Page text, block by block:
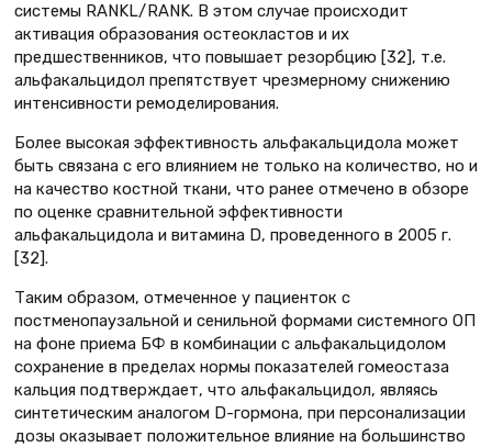
системы RАNKL/RАNK. В этом случае происходит
активация образования остеокластов и их
предшественников, что повышает резорбцию [32], т.е.
альфакальцидол препятствует чрезмерному снижению
интенсивности ремоделирования.
Более высокая эффективность альфакальцидола может
быть связана с его влиянием не только на количество, но и
на качество костной ткани, что ранее отмечено в обзоре
по оценке сравнительной эффективности
альфакальцидола и витамина D, проведенного в 2005 г.
[32].
Таким образом, отмеченное у пациенток с
постменопаузальной и сенильной формами системного ОП
на фоне приема БФ в комбинации с альфакальцидолом
сохранение в пределах нормы показателей гомеостаза
кальция подтверждает, что альфакальцидол, являясь
синтетическим аналогом D-гормона, при персонализации
дозы оказывает положительное влияние на большинство